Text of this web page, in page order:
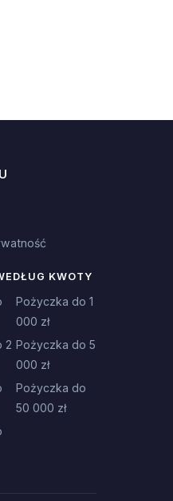
KWOTY
Pożyczka do 1
000 zł
2 Pożyczka do 5
000 zł
Pożyczka do
50 000 zł